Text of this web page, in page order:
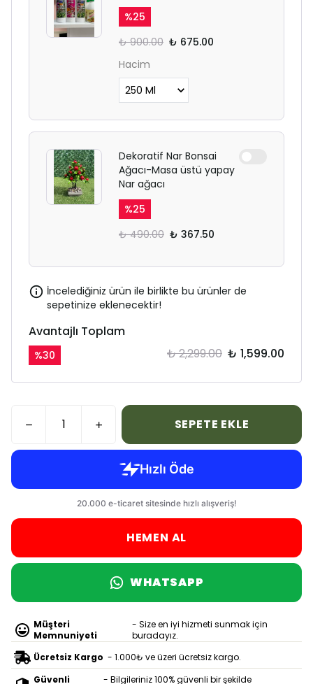
%25
₺ 900.00 ₺ 675.00
Hacim
Dekoratif Nar Bonsai
Ağacı-Masa üstü yapay
Nar ağacı
%25
₺ 490.00 ₺ 367.50
İncelediğiniz ürün ile birlikte bu ürünler de
sepetinize eklenecektir!
Avantajlı Toplam
%30 ₺ 2,299.00 ₺ 1,599.00
SEPETE EKLE
HEMEN AL
WHATSAPP
Müşteri
Memnuniyeti
- Size en iyi hizmeti sunmak için
buradayız.
Ücretsiz Kargo - 1.000₺ ve üzeri ücretsiz kargo.
Güvenli
- Bilgileriniz 100% güvenli bir şekilde